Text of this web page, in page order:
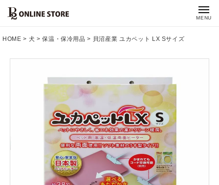
MENU
HOME 犬 保温・保冷用品 貝沼産業 ユカペット LX Sサイズ